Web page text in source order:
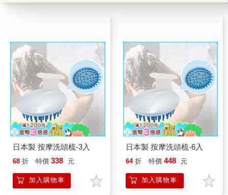
日本製 按摩洗頭梳-3入
68 折 特價 338 元
加入購物車
日本製 按摩洗頭梳-6入
64 折 特價 448 元
加入購物車